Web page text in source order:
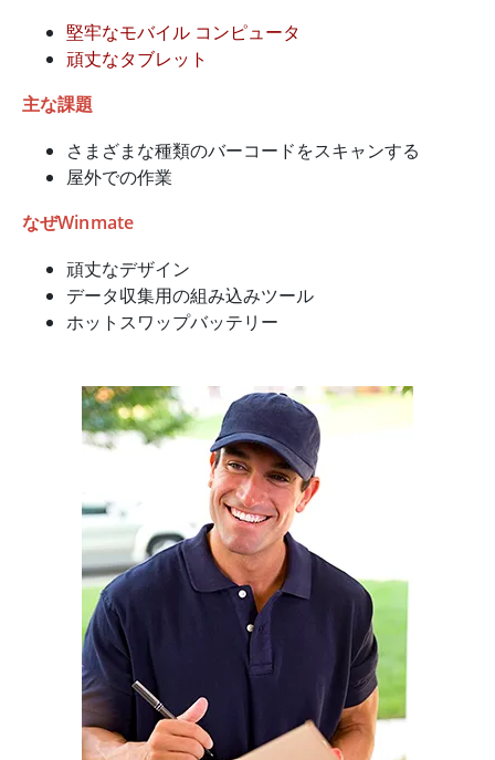
堅牢なモバイル コンピュータ
頑丈なタブレット
主な課題
さまざまな種類のバーコードをスキャンする
屋外での作業
なぜWinmate
頑丈なデザイン
データ収集用の組み込みツール
ホットスワップバッテリー